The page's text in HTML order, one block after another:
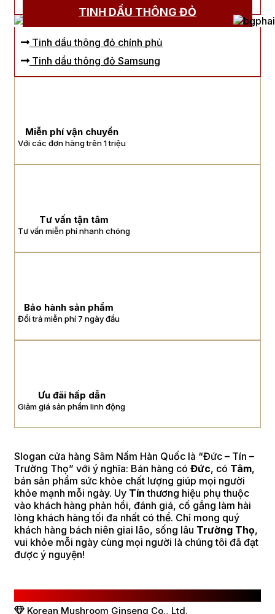
TINH DẦU THÔNG ĐỎ
Tinh dầu thông đỏ chính phủ
Tinh dầu thông đỏ Samsung
Miễn phí vận chuyển
Với các đơn hàng trên 1 triệu
Tư vấn tận tâm
Tư vấn miễn phí nhanh chóng
Bảo hành sản phẩm
Đổi trả miễn phí 7 ngày đầu
Ưu đãi hấp dẫn
Giảm giá sản phẩm linh động
Slogan cửa hàng Sâm Nấm Hàn Quốc là “Đức – Tín –
Trường Thọ” với ý nghĩa: Bán hàng có Đức, có Tâm,
bán sản phẩm sức khỏe chất lượng giúp mọi người
khỏe mạnh mỗi ngày. Uy Tín thương hiệu phụ thuộc
vào khách hàng phản hồi, đánh giá, cố gắng làm hài
lòng khách hàng tối đa nhất có thể. Chỉ mong quý
khách hàng bách niên giai lão, sống lâu Trường Thọ,
vui khỏe mỗi ngày cùng mọi người là chúng tôi đã đạt
được ý nguyện!
Korean Mushroom Ginseng Co., Ltd.